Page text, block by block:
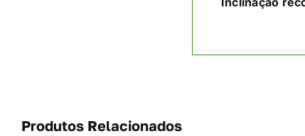
Produtos Relacionados